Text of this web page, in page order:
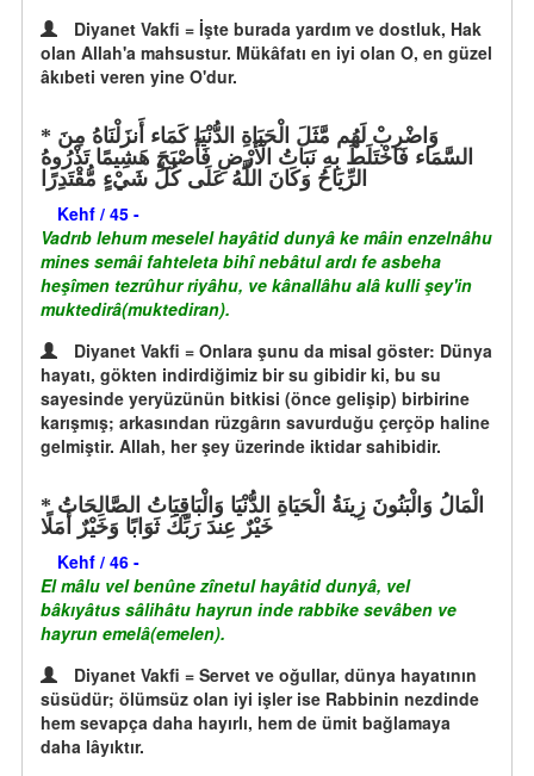
Diyanet Vakfi = İşte burada yardım ve dostluk, Hak
olan Allah'a mahsustur. Mükâfatı en iyi olan O, en güzel
âkıbeti veren yine O'dur.
السَّمَاء فَاخْتَلَطَ بِهِ نَبَاتُ الْأَرْضِ فَأَصْبَحَ هَشِيمًا تَذْرُوهُ
الرِّيَاحُ وَكَانَ اللَّهُ عَلَى كُلِّ شَيْءٍ مُّقْتَدِرًا
Kehf / 45 -
Vadrıb lehum meselel hayâtid dunyâ ke mâin enzelnâhu
mines semâi fahteleta bihî nebâtul ardı fe asbeha
heşîmen tezrûhur riyâhu, ve kânallâhu alâ kulli şey'in
muktedirâ(muktediran).
Diyanet Vakfi = Onlara şunu da misal göster: Dünya
hayatı, gökten indirdiğimiz bir su gibidir ki, bu su
sayesinde yeryüzünün bitkisi (önce gelişip) birbirine
karışmış; arkasından rüzgârın savurduğu çerçöp haline
gelmiştir. Allah, her şey üzerinde iktidar sahibidir.
الْمَالُ وَالْبَنُونَ زِينَةُ الْحَيَاةِ الدُّنْيَا وَالْبَاقِيَاتُ الصَّالِحَاتُ
خَيْرٌ عِندَ رَبِّكَ ثَوَابًا وَخَيْرٌ أَمَلًا
Kehf / 46 -
El mâlu vel benûne zînetul hayâtid dunyâ, vel
bâkıyâtus sâlihâtu hayrun inde rabbike sevâben ve
hayrun emelâ(emelen).
Diyanet Vakfi = Servet ve oğullar, dünya hayatının
süsüdür; ölümsüz olan iyi işler ise Rabbinin nezdinde
hem sevapça daha hayırlı, hem de ümit bağlamaya
daha lâyıktır.